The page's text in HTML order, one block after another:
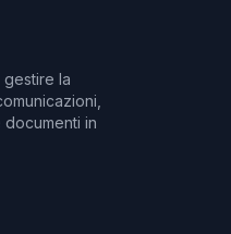
gestire la
in